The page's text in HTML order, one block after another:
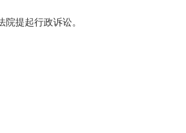
提起行政诉讼。